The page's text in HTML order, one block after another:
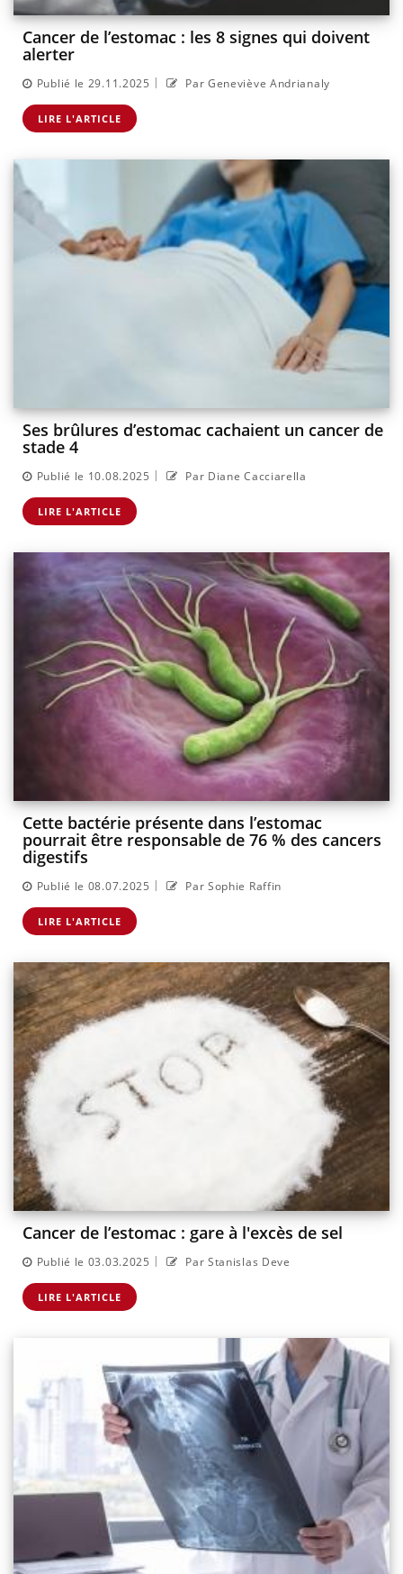
Cancer de l’estomac : les 8 signes qui doivent
alerter
Publié le 29.11.2025 | Par Geneviève Andrianaly
LIRE L'ARTICLE
Ses brûlures d’estomac cachaient un cancer de
stade 4
Publié le 10.08.2025 | Par Diane Cacciarella
LIRE L'ARTICLE
Cette bactérie présente dans l’estomac
pourrait être responsable de 76 % des cancers
digestifs
Publié le 08.07.2025 | Par Sophie Raffin
LIRE L'ARTICLE
Cancer de l’estomac : gare à l'excès de sel
Publié le 03.03.2025 | Par Stanislas Deve
LIRE L'ARTICLE